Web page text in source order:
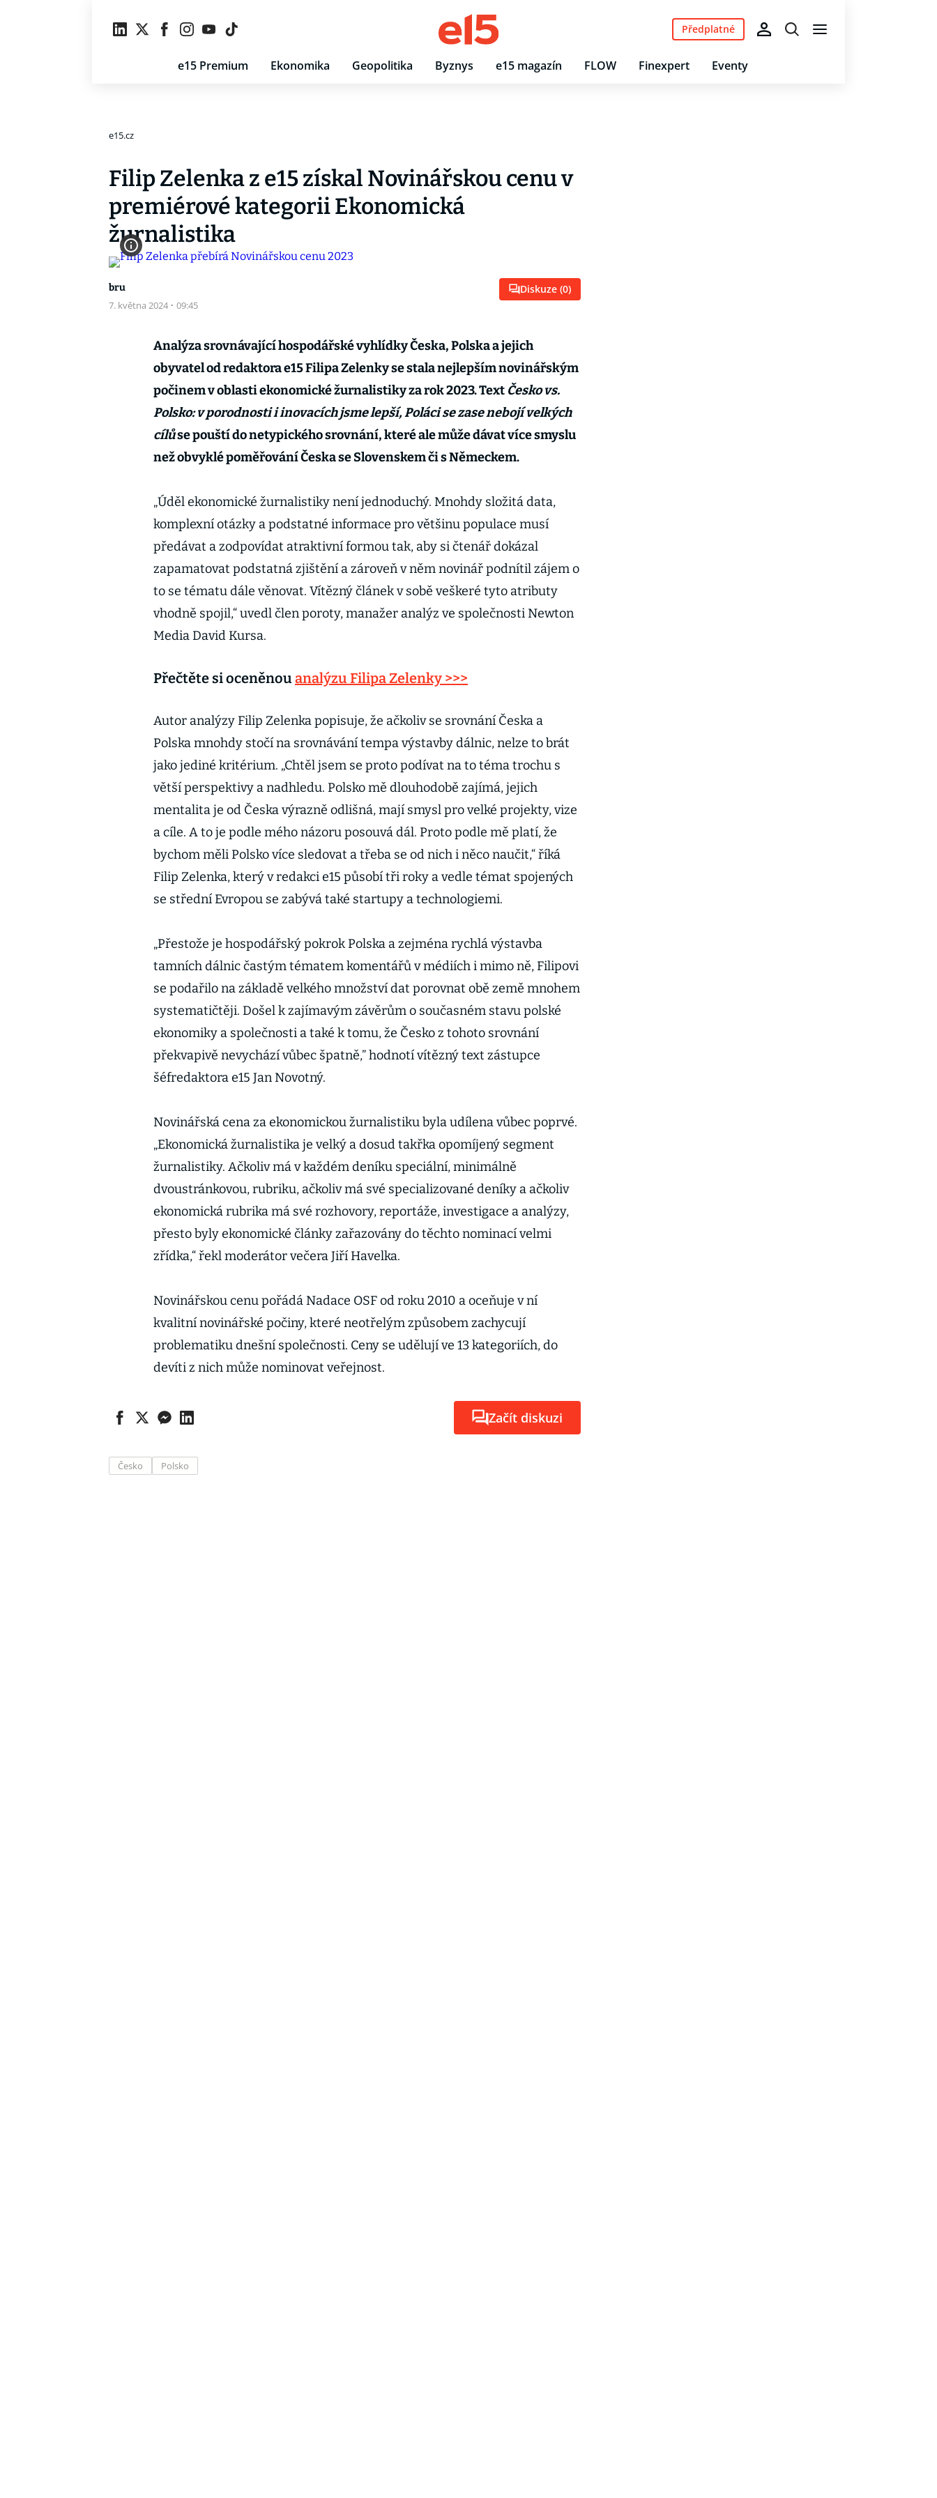
e15 Premium Ekonomika Geopolitika Byznys e15 magazín FLOW Finexpert Eventy
Předplatné
e15.cz
Filip Zelenka z e15 získal Novinářskou cenu v
premiérové kategorii Ekonomická
žurnalistika
bru
7. května 2024 · 09:45
Diskuze (0)
Analýza srovnávající hospodářské vyhlídky Česka, Polska a jejich
obyvatel od redaktora e15 Filipa Zelenky se stala nejlepším novinářským
počinem v oblasti ekonomické žurnalistiky za rok 2023. Text Česko vs.
Polsko: v porodnosti i inovacích jsme lepší, Poláci se zase nebojí velkých
cílůse pouští do netypického srovnání, které ale může dávat více smyslu
než obvyklé poměřování Česka se Slovenskem či s Německem.
„Úděl ekonomické žurnalistiky není jednoduchý. Mnohdy složitá data,
komplexní otázky a podstatné informace pro většinu populace musí
předávat a zodpovídat atraktivní formou tak, aby si čtenář dokázal
zapamatovat podstatná zjištění a zároveň v něm novinář podnítil zájem o
to se tématu dále věnovat. Vítězný článek v sobě veškeré tyto atributy
vhodně spojil,“ uvedl člen poroty, manažer analýz ve společnosti Newton
Media David Kursa.
Přečtěte si oceněnouanalýzu Filipa Zelenky >>>
Autor analýzy Filip Zelenka popisuje, že ačkoliv se srovnání Česka a
Polska mnohdy stočí na srovnávání tempa výstavby dálnic, nelze to brát
jako jediné kritérium. „Chtěl jsem se proto podívat na to téma trochu s
větší perspektivy a nadhledu. Polsko mě dlouhodobě zajímá, jejich
mentalita je od Česka výrazně odlišná, mají smysl pro velké projekty, vize
a cíle. A to je podle mého názoru posouvá dál. Proto podle mě platí, že
bychom měli Polsko více sledovat a třeba se od nich i něco naučit,“ říká
Filip Zelenka, který v redakci e15 působí tři roky a vedle témat spojených
se střední Evropou se zabývá také startupy a technologiemi.
„Přestože je hospodářský pokrok Polska a zejména rychlá výstavba
tamních dálnic častým tématem komentářů v médiích i mimo ně, Filipovi
se podařilo na základě velkého množství dat porovnat obě země mnohem
systematičtěji. Došel k zajímavým závěrům o současném stavu polské
ekonomiky a společnosti a také k tomu, že Česko z tohoto srovnání
překvapivě nevychází vůbec špatně,” hodnotí vítězný text zástupce
šéfredaktora e15 Jan Novotný.
Novinářská cena za ekonomickou žurnalistiku byla udílena vůbec poprvé.
„Ekonomická žurnalistika je velký a dosud takřka opomíjený segment
žurnalistiky. Ačkoliv má v každém deníku speciální, minimálně
dvoustránkovou, rubriku, ačkoliv má své specializované deníky a ačkoliv
ekonomická rubrika má své rozhovory, reportáže, investigace a analýzy,
přesto byly ekonomické články zařazovány do těchto nominací velmi
zřídka,“ řekl moderátor večera Jiří Havelka.
Novinářskou cenu pořádá Nadace OSF od roku 2010 a oceňuje v ní
kvalitní novinářské počiny, které neotřelým způsobem zachycují
problematiku dnešní společnosti. Ceny se udělují ve 13 kategoriích, do
devíti z nich může nominovat veřejnost.
Začít diskuzi
Česko Polsko